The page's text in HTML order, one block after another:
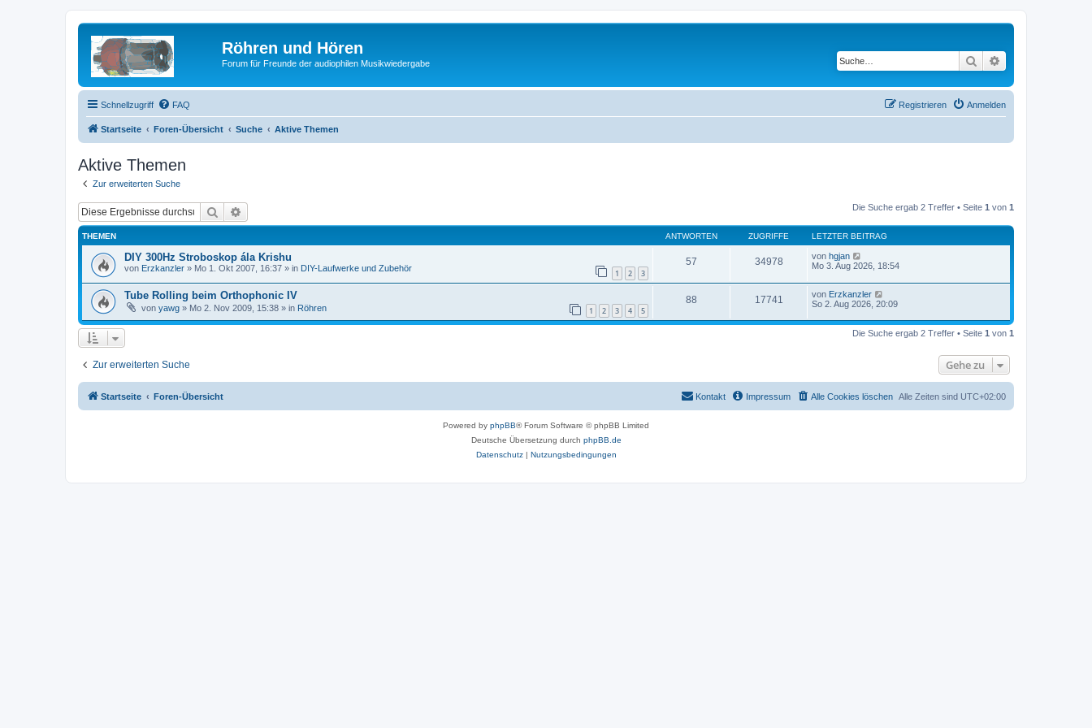
Röhren und Hören
Forum für Freunde der audiophilen Musikwiedergabe Suche
Schnellzugriff FAQ Anmelden
Registrieren
Startseite Foren-Übersicht Suche Aktive Themen
Aktive Themen
Zur erweiterten Suche
Suche Die Suche ergab 2 Treffer • Seite 1 von 1
THEMEN ANTWORTEN ZUGRIFFE LETZTER BEITRAG
DIY 300Hz Stroboskop ála Krishu
von Erzkanzler » Mo 1. Okt 2007, 16:37 » in DIY-Laufwerke und Zubehör 1 2 3
57 34978 von hgjan
Mo 3. Aug 2026, 18:54
Tube Rolling beim Orthophonic IV
von yawg » Mo 2. Nov 2009, 15:38 » in Röhren 1 2 3 4 5
88 17741 von Erzkanzler
So 2. Aug 2026, 20:09
Die Suche ergab 2 Treffer • Seite 1 von 1
Zur erweiterten Suche Gehe zu
Startseite Foren-Übersicht Alle Zeiten sind UTC+02:00
Alle Cookies löschen
Impressum
Kontakt
Powered by phpBB® Forum Software © phpBB Limited
Deutsche Übersetzung durch phpBB.de
Datenschutz| Nutzungsbedingungen